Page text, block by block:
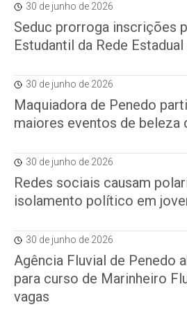
30 de junho de 2026
Seduc prorroga inscrições
Estudantil da Rede
30 de junho de 2026
Maquiadora de Penedo
maiores eventos de beleza
30 de junho de 2026
Redes sociais causam
isolamento político em
30 de junho de 2026
Agência Fluvial de Penedo
para curso de Marinheiro
vagas